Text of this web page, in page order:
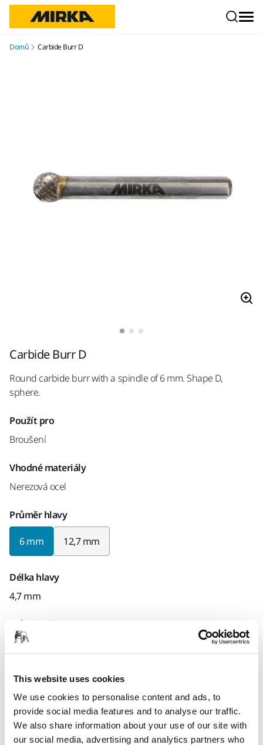
This website uses cookies
We use cookies to personalise content and ads, to
provide social media features and to analyse our traffic.
We also share information about your use of our site with
our social media, advertising and analytics partners who
Domů Carbide Burr D
Carbide Burr D
Round carbide burr with a spindle of 6 mm. Shape D,
sphere.
Použít pro
Broušení
Vhodné materiály
Nerezová ocel
Průměr hlavy
6 mm 12,7 mm
Délka hlavy
4,7 mm
Průměr hřídele
6 mm
Kód Mirka
8A66200041